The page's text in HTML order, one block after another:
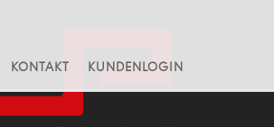
KONTAKT KUNDENLOGIN